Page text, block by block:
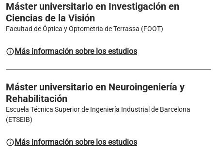
Máster universitario en Investigación en
Ciencias de la Visión
Facultad de Óptica y Optometría de Terrassa (FOOT)
Más información sobre los estudios
Máster universitario en Neuroingeniería y
Rehabilitación
Escuela Técnica Superior de Ingeniería Industrial de Barcelona
(ETSEIB)
Más información sobre los estudios